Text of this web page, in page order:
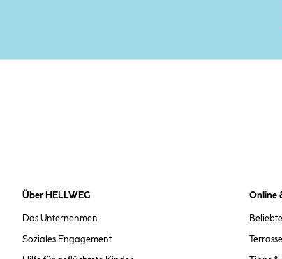
Über HELLWEG
Das Unternehmen
Soziales Engagement
Online